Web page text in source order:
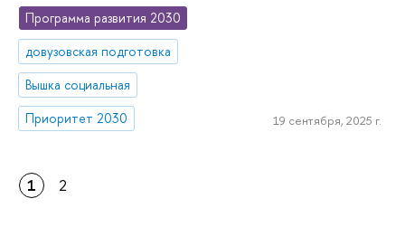
Программа развития 2030
довузовская подготовка
Вышка социальная
Приоритет 2030
19 сентября, 2025 г.
1 2